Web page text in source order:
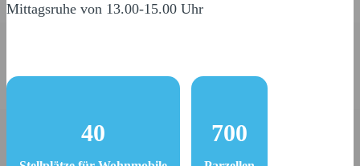
Mittagsruhe von 13.00-15.00 Uhr
40 700